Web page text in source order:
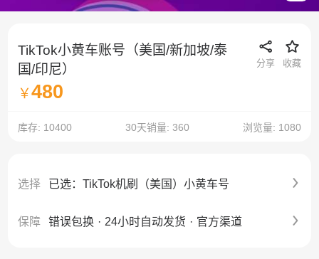
TikTok小黄车账号（美国/新加坡/泰
国/印尼）
分享 收藏
￥480
库存: 10400 30天销量: 360 浏览量: 1080
选择 已选：TikTok机刷（美国）小黄车号
保障 错误包换 · 24小时自动发货 · 官方渠道